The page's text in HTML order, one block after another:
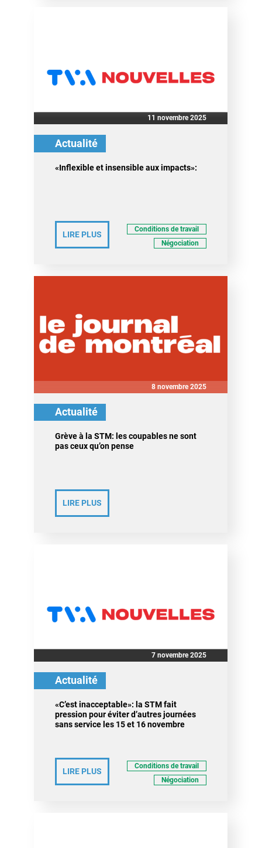
11 novembre 2025
Actualité
«Inflexible et insensible aux impacts»:
LIRE PLUS
Conditions de travail
Négociation
8 novembre 2025
Actualité
Grève à la STM: les coupables ne sont
pas ceux qu’on pense
LIRE PLUS
7 novembre 2025
Actualité
«C’est inacceptable»: la STM fait
pression pour éviter d’autres journées
sans service les 15 et 16 novembre
LIRE PLUS
Conditions de travail
Négociation